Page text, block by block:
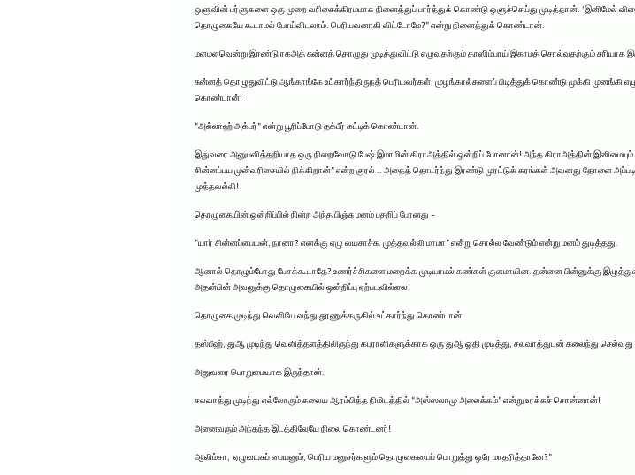
ஒளுவின் பர்ளுகளை ஒரு முறை வரிசைக்கிரமமாக நினைத்துப் பார்த்துக் கொண்டு ஒளுச்செய்து முடித்தான். ‘இனிமேல்
தொழுகையே கூடாமல் போய்விடலாம். பெரியவனாகி விட்டோமே?” என்று நினைத்துக் கொண்டான்.
மளமளவென்று இரண்டு ரகஅத் சுன்னத் தொழுது முடித்துவிட்டு எழுவதற்கும் தாஸிம்பாய் இகாமத் சொல்வதற்கும் சரியாக
சுன்னத் தொழுதுவிட்டு ஆங்காங்கே உட்கார்ந்திருநத் பெரியவர்கள், முழங்கால்களைப் பிடித்துக் கொண்டு முக்கி முனங்கி
கொண்டான்!
“அல்லாஹ் அக்பர்” என்று பூரிப்போடு தக்பீர் கட்டிக் கொண்டான்.
இதுவரை அனுபவித்தறியாத ஒரு நிறைவோடு பேஷ் இமாமின் கிராஅத்தில் ஒன்றிப் போனான்! அந்த கிராஅத்தின்
சின்னப்பய முன்வரிசையில் நிக்கிறான்” என்ற குரல் .. அதைத் தொடர்ந்து இரண்டு முரட்டுக் கரங்கள் அவனது தோளை அப்படியே
முத்தவல்லி!
தொழுகையின் ஒன்றிப்பில் நின்ற அந்த பிஞ்சு மனம் பதறிப் போனது –
“யார் சின்னப்பையன், நானா? எனக்கு ஏழு வயசாச்சு. முத்தவல்லி மாமா” என்று சொல்ல வேண்டும் என்று மனம் துடித்தது.
ஆனால் தொழும்போது பேசக்கூடாதே? உணர்ச்சிகளை மறைக்க முடியாமல் கண்கள் குளமாயின. தன்னை பின்னுக்கு
அதன்பின் அவனுக்கு தொழுகையில் ஒன்றிப்பு ஏற்படவில்லை!
தொழுகை முடிந்து வெளியே வந்து தூணுக்கருகில் உட்கார்ந்து கொண்டான்.
தஸ்பீஹ், துஆ முடிந்து வெளித்தளத்திலிருந்து கபுராளிகளுக்காக ஒரு துஆ ஓதி முடித்து, சலவாத்துடன் கலைந்து
அதுவரை பொறுமையாக இருந்தான்.
சலவாத்து முடிந்து எல்லோரும் கலைய ஆரம்பித்த நிமிடத்தில் “அஸ்ஸலாமு அலைக்கம்” என்று உரக்கச் சொன்னான்!
அனைவரும் அந்தந்த இடத்திலேயே நிலை கொண்டனர்!
ஆலிம்சா, ஏழுவயசுப் பையனும், பெரிய மனுசர்களும் தொழுகையைப் பொறுத்து ஒரே மாதரித்தானே?”